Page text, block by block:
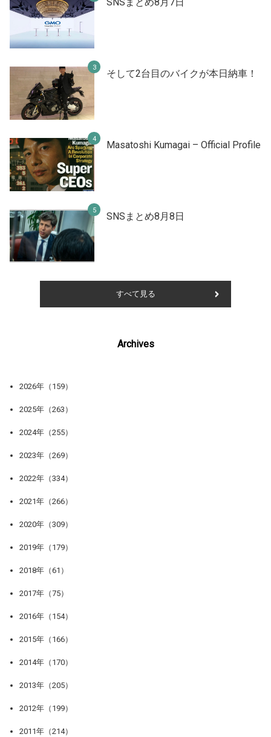
そして2台目のバイクが本日納車！
Masatoshi Kumagai – Official Profile
SNSまとめ8月8日
すべて見る
Archives
2026年（159）
2025年（263）
2024年（255）
2023年（269）
2022年（334）
2021年（266）
2020年（309）
2019年（179）
2018年（61）
2017年（75）
2016年（154）
2015年（166）
2014年（170）
2013年（205）
2012年（199）
2011年（214）